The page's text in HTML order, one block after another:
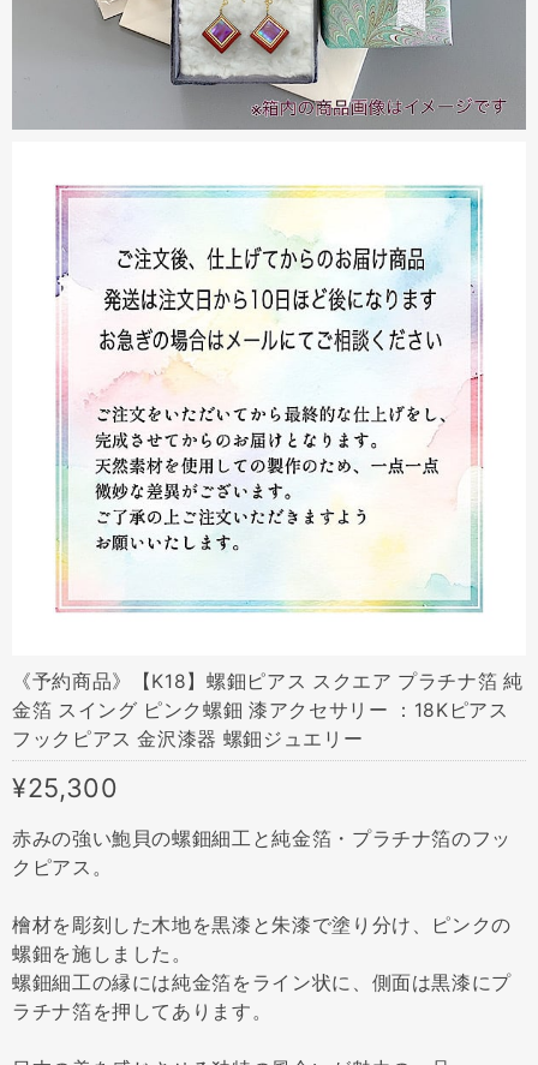
《予約商品》【K18】螺鈿ピアス スクエア プラチナ箔 純
金箔 スイング ピンク螺鈿 漆アクセサリー ：18Kピアス
フックピアス 金沢漆器 螺鈿ジュエリー
¥25,300
赤みの強い鮑貝の螺鈿細工と純金箔・プラチナ箔のフッ
クピアス。
檜材を彫刻した木地を黒漆と朱漆で塗り分け、ピンクの
螺鈿を施しました。
螺鈿細工の縁には純金箔をライン状に、側面は黒漆にプ
ラチナ箔を押してあります。